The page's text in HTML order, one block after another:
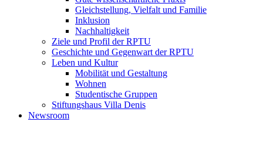
Gleichstellung, Vielfalt und Familie
Inklusion
Nachhaltigkeit
Ziele und Profil der RPTU
Geschichte und Gegenwart der RPTU
Leben und Kultur
Mobilität und Gestaltung
Wohnen
Studentische Gruppen
Stiftungshaus Villa Denis
Newsroom